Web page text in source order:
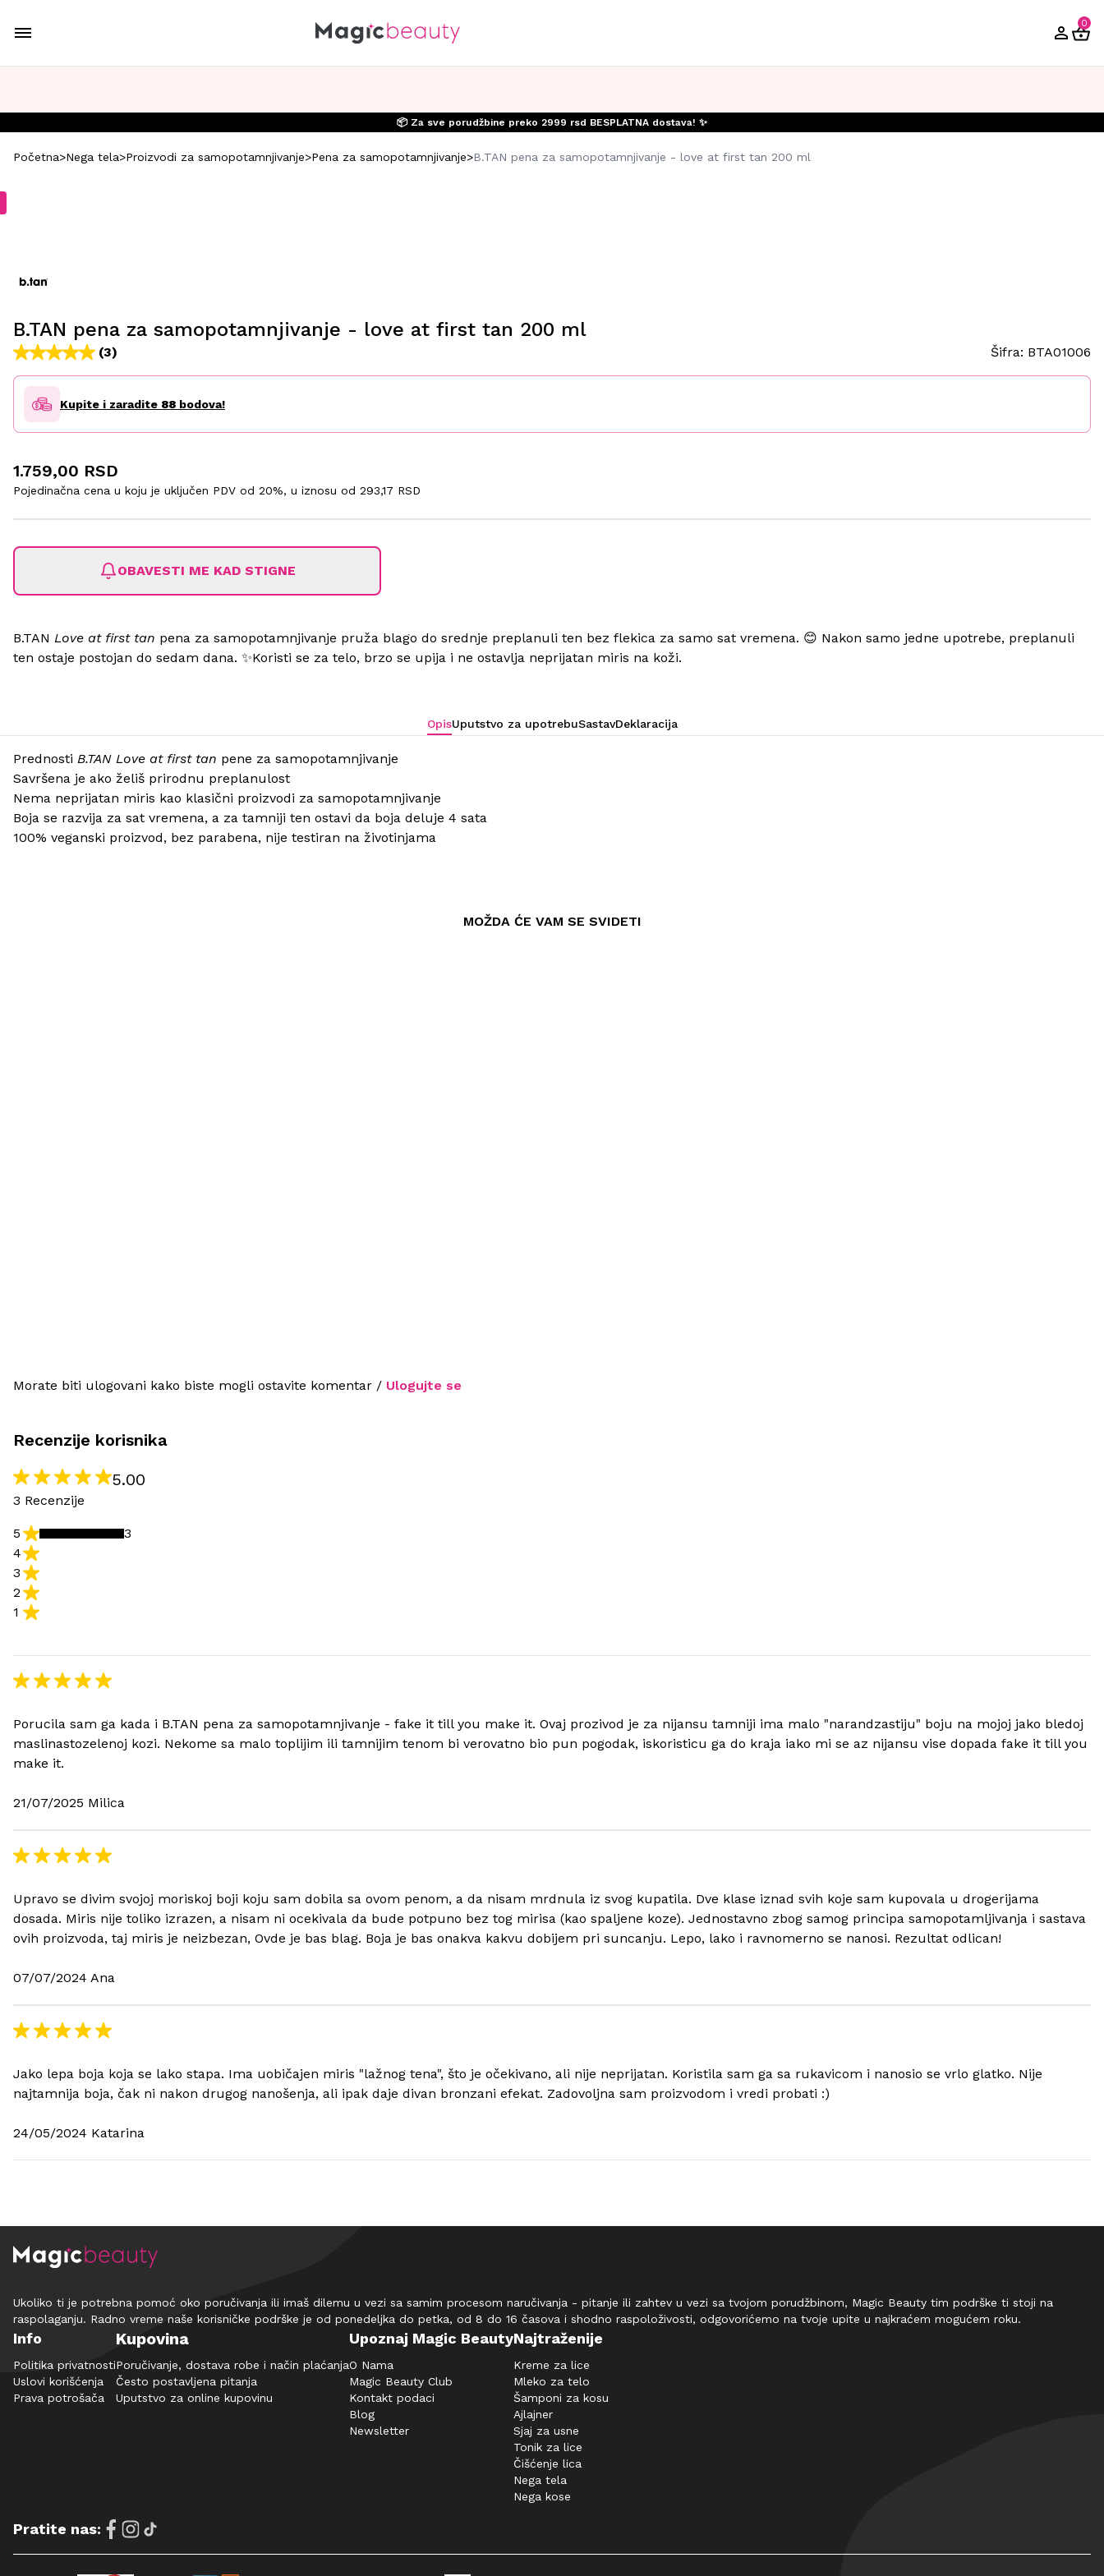
0
📦 Za sve porudžbine preko 2999 rsd BESPLATNA dostava! ✨
Početna>Nega tela>Proizvodi za samopotamnjivanje>Pena za samopotamnjivanje>B.TAN pena za samopotamnjivanje - love at first tan 200 ml
B.TAN pena za samopotamnjivanje - love at first tan 200 ml
(3) Šifra: BTA01006
Kupite i zaradite 88 bodova!
1.759,00 RSD
Pojedinačna cena u koju je uključen PDV od 20%, u iznosu od 293,17 RSD
OBAVESTI ME KAD STIGNE
B.TAN Love at first tan pena za samopotamnjivanje pruža blago do srednje preplanuli ten bez flekica za samo sat vremena. 😊 Nakon samo jedne upotrebe, preplanuli
ten ostaje postojan do sedam dana. ✨Koristi se za telo, brzo se upija i ne ostavlja neprijatan miris na koži.
OpisUputstvo za upotrebuSastavDeklaracija
Prednosti B.TAN Love at first tan pene za samopotamnjivanje
Savršena je ako želiš prirodnu preplanulost
Nema neprijatan miris kao klasični proizvodi za samopotamnjivanje
Boja se razvija za sat vremena, a za tamniji ten ostavi da boja deluje 4 sata
100% veganski proizvod, bez parabena, nije testiran na životinjama
MOŽDA ĆE VAM SE SVIDETI
Morate biti ulogovani kako biste mogli ostavite komentar / Ulogujte se
Recenzije korisnika
5.00
3 Recenzije
1
2
3
4
5 3
Porucila sam ga kada i B.TAN pena za samopotamnjivanje - fake it till you make it. Ovaj prozivod je za nijansu tamniji ima malo "narandzastiju" boju na mojoj jako bledoj
maslinastozelenoj kozi. Nekome sa malo toplijim ili tamnijim tenom bi verovatno bio pun pogodak, iskoristicu ga do kraja iako mi se az nijansu vise dopada fake it till you
make it.
21/07/2025 Milica
Upravo se divim svojoj moriskoj boji koju sam dobila sa ovom penom, a da nisam mrdnula iz svog kupatila. Dve klase iznad svih koje sam kupovala u drogerijama
dosada. Miris nije toliko izrazen, a nisam ni ocekivala da bude potpuno bez tog mirisa (kao spaljene koze). Jednostavno zbog samog principa samopotamljivanja i sastava
ovih proizvoda, taj miris je neizbezan, Ovde je bas blag. Boja je bas onakva kakvu dobijem pri suncanju. Lepo, lako i ravnomerno se nanosi. Rezultat odlican!
07/07/2024 Ana
Jako lepa boja koja se lako stapa. Ima uobičajen miris "lažnog tena", što je očekivano, ali nije neprijatan. Koristila sam ga sa rukavicom i nanosio se vrlo glatko. Nije
najtamnija boja, čak ni nakon drugog nanošenja, ali ipak daje divan bronzani efekat. Zadovoljna sam proizvodom i vredi probati :)
24/05/2024 Katarina
Ukoliko ti je potrebna pomoć oko poručivanja ili imaš dilemu u vezi sa samim procesom naručivanja - pitanje ili zahtev u vezi sa tvojom porudžbinom, Magic Beauty tim podrške ti stoji na
raspolaganju. Radno vreme naše korisničke podrške je od ponedeljka do petka, od 8 do 16 časova i shodno raspoloživosti, odgovorićemo na tvoje upite u najkraćem mogućem roku.
Info
Politika privatnosti
Uslovi korišćenja
Prava potrošača
Kupovina
Poručivanje, dostava robe i način plaćanja
Često postavljena pitanja
Uputstvo za online kupovinu
Upoznaj Magic Beauty
O Nama
Magic Beauty Club
Kontakt podaci
Blog
Newsletter
Najtraženije
Kreme za lice
Mleko za telo
Šamponi za kosu
Ajlajner
Sjaj za usne
Tonik za lice
Čišćenje lica
Nega tela
Nega kose
Pratite nas: